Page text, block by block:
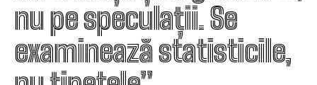
nu pe speculații. Se
examinează statisticile,